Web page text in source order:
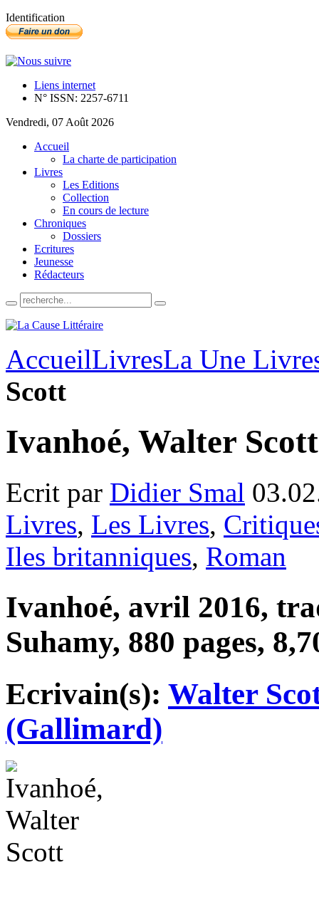
Identification
Liens internet
N° ISSN: 2257-6711
Vendredi, 07 Août 2026
Accueil
La charte de participation
Livres
Les Editions
Collection
En cours de lecture
Chroniques
Dossiers
Ecritures
Jeunesse
Rédacteurs
AccueilLivresLa Une
Scott
Ivanhoé, Walter Scott
Ecrit par Didier Smal
Livres, Les Livres,
Iles britanniques, Roman
Ivanhoé, avril 2016,
Suhamy, 880 pages,
Ecrivain(s): Walter
(Gallimard)